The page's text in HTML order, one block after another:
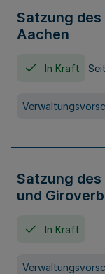
Satzung
Aachen
In Kraft
Satzung
und
In Kraft